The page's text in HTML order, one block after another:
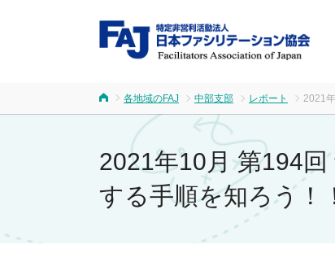
各地域のFAJ 中部支部 レポート 2021
2021年10月 第194
する手順を知ろう！